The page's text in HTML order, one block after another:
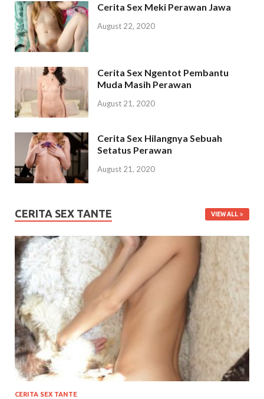
Cerita Sex Meki Perawan Jawa
August 22, 2020
Cerita Sex Ngentot Pembantu
Muda Masih Perawan
August 21, 2020
Cerita Sex Hilangnya Sebuah
Setatus Perawan
August 21, 2020
CERITA SEX TANTE VIEW ALL
CERITA SEX TANTE